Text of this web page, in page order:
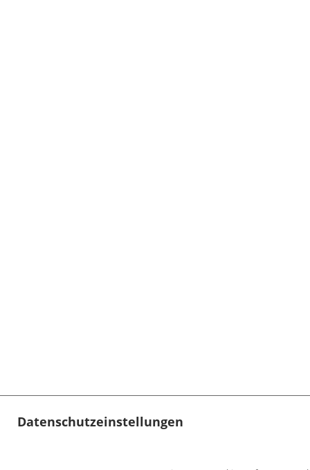
Datenschutzeinstellungen